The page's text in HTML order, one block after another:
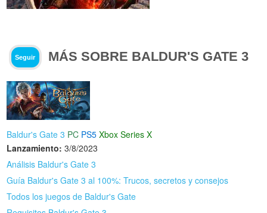
Seguir MÁS SOBRE BALDUR'S GATE 3
Baldur's Gate 3 PC PS5 Xbox Series X
Lanzamiento: 3/8/2023
Análisis Baldur's Gate 3
Guía Baldur's Gate 3 al 100%: Trucos, secretos y consejos
Todos los juegos de Baldur's Gate